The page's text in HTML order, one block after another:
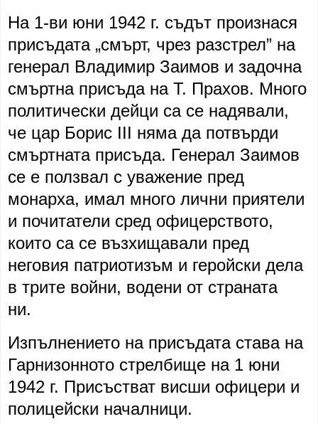
На 1-ви юни 1942 г. съдът произнася
присъдата „смърт, чрез разстрел” на
генерал Владимир Заимов и задочна
смъртна присъда на Т. Прахов. Много
политически дейци са се надявали,
че цар Борис III няма да потвърди
смъртната присъда. Генерал Заимов
се е ползвал с уважение пред
монарха, имал много лични приятели
и почитатели сред офицерството,
които са се възхищавали пред
неговия патриотизъм и геройски дела
в трите войни, водени от страната
ни.
Изпълнението на присъдата става на
Гарнизонното стрелбище на 1 юни
1942 г. Присъстват висши офицери и
полицейски началници.